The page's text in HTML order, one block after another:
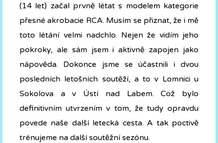
(14 let) začal prvně létat s modelem kategorie
přesné akrobacie RCA. Musím se přiznat, že i mě
toto létání velmi nadchlo. Nejen že vidím jeho
pokroky, ale sám jsem i aktivně zapojen jako
nápověda. Dokonce jsme se účastnili i dvou
posledních letošních soutěží, a to v Lomnici u
Sokolova a v Ústí nad Labem. Což bylo
definitivním utvrzením v tom, že tudy opravdu
povede naše další letecká cesta. A tak poctivě
trénujeme na další soutěžní sezónu.